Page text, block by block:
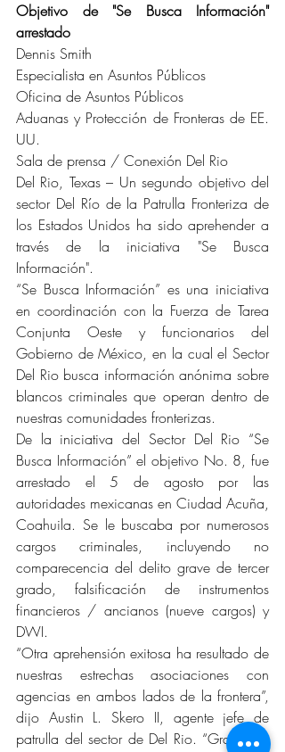
Objetivo de "Se Busca Información"
arrestado
Dennis Smith
Especialista en Asuntos Públicos
Oficina de Asuntos Públicos
Aduanas y Protección de Fronteras de EE.
UU.
Sala de prensa / Conexión Del Rio
Del Rio, Texas – Un segundo objetivo del
sector Del Río de la Patrulla Fronteriza de
los Estados Unidos ha sido aprehender a
través de la iniciativa "Se Busca
Información".
“Se Busca Información” es una iniciativa
en coordinación con la Fuerza de Tarea
Conjunta Oeste y funcionarios del
Gobierno de México, en la cual el Sector
Del Rio busca información anónima sobre
blancos criminales que operan dentro de
nuestras comunidades fronterizas.
De la iniciativa del Sector Del Rio “Se
Busca Información” el objetivo No. 8, fue
arrestado el 5 de agosto por las
autoridades mexicanas en Ciudad Acuña,
Coahuila. Se le buscaba por numerosos
cargos criminales, incluyendo no
comparecencia del delito grave de tercer
grado, falsificación de instrumentos
financieros / ancianos (nueve cargos) y
DWI.
“Otra aprehensión exitosa ha resultado de
nuestras estrechas asociaciones con
agencias en ambos lados de la frontera”,
dijo Austin L. Skero II, agente jefe de
patrulla del sector de Del Rio. “Gracias a